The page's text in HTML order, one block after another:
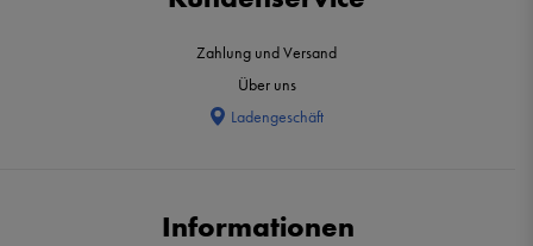
Zahlung und Versand
Über uns
Ladengeschäft
Informationen